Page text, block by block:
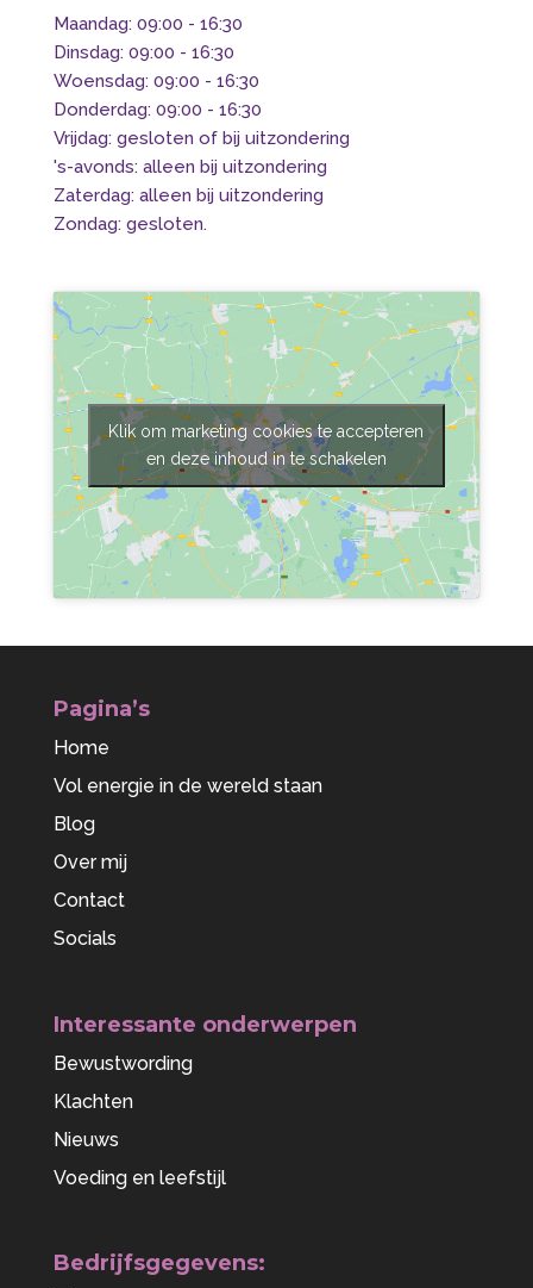
Maandag: 09:00 - 16:30
Dinsdag: 09:00 - 16:30
Woensdag: 09:00 - 16:30
Donderdag: 09:00 - 16:30
Vrijdag: gesloten of bij uitzondering
's-avonds: alleen bij uitzondering
Zaterdag: alleen bij uitzondering
Zondag: gesloten.
Klik om marketing cookies te accepteren
en deze inhoud in te schakelen
Pagina’s
Home
Vol energie in de wereld staan
Blog
Over mij
Contact
Socials
Interessante onderwerpen
Bewustwording
Klachten
Nieuws
Voeding en leefstijl
Bedrijfsgegevens: